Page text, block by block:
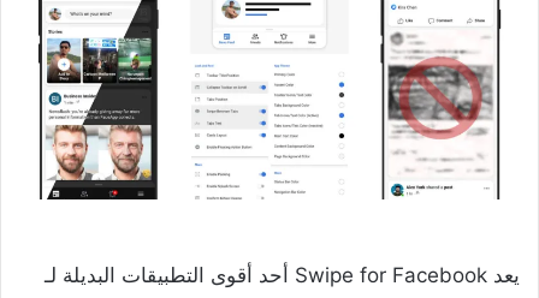
يعد Swipe for Facebook أحد أقوى التطبيقات البديلة لـ